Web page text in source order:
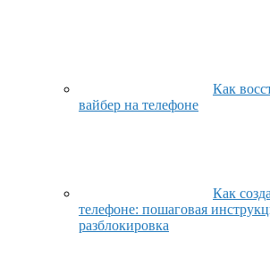
Как
вайбер на телефоне
Как
телефоне: пошаговая
разблокировка